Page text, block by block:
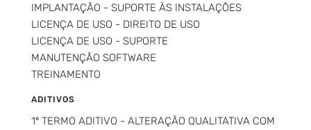
IMPLANTAÇÃO - SUPORTE ÀS INSTALAÇÕES
LICENÇA DE USO - DIREITO DE USO
LICENÇA DE USO - SUPORTE
MANUTENÇÃO SOFTWARE
TREINAMENTO
ADITIVOS
1º TERMO ADITIVO - ALTERAÇÃO QUALITATIVA COM